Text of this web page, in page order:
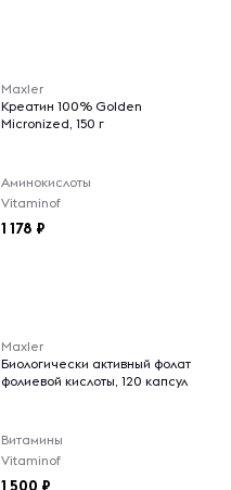
Maxler
Креатин 100% Golden
Micronized, 150 г
Аминокислоты
Vitaminof
1 178
Maxler
Биологически активный фолат
фолиевой кислоты, 120 капсул
Витамины
Vitaminof
1 500